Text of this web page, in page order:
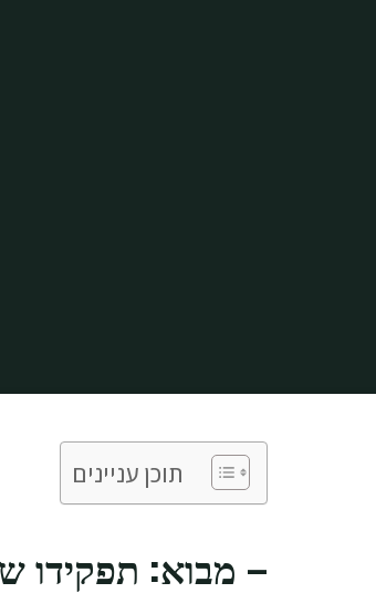
תוכן עניינים
– מבוא: תפקידו